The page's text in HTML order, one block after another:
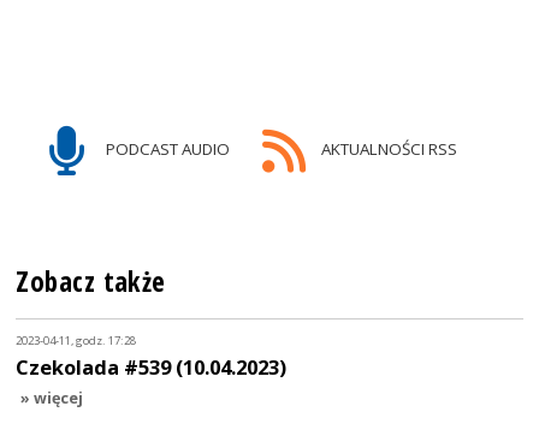
PODCAST AUDIO AKTUALNOŚCI RSS
Zobacz także
2023-04-11, godz. 17:28
Czekolada #539 (10.04.2023)
» więcej